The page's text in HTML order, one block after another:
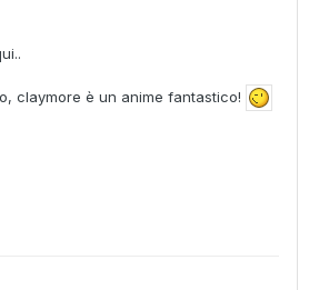
claymore è un anime fantastico!